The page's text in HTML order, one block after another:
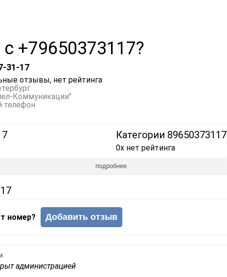
+79650373117?
31-17
отзывы, нет рейтинга
Коммуникации"
телефон
Категории 89650373117
0x нет рейтинга
подробнее
номер? Добавить отзыв
администрацией